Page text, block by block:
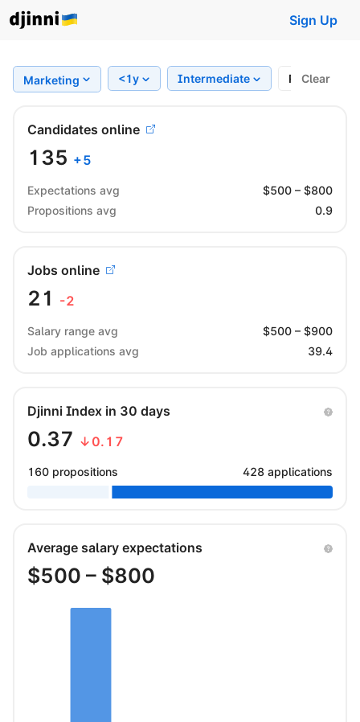
Sign Up
Marketing <1y Intermediate Region
Clear
Candidates online
135 +5
Expectations avg $500 – $800
Propositions avg
0.9
Jobs online
21 -2
Salary range avg $500 – $900
Job applications avg
39.4
Djinni Index in 30 days
0.37 ↓0.17
160 propositions 428 applications
Average salary expectations
$500 – $800